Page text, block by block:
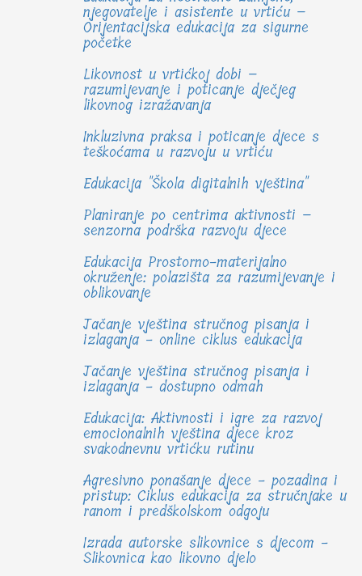
njegovatelje i asistente u vrtiću –
Orijentacijska edukacija za sigurne
početke
Likovnost u vrtićkoj dobi –
razumijevanje i poticanje dječjeg
likovnog izražavanja
Inkluzivna praksa i poticanje djece s
teškoćama u razvoju u vrtiću
Edukacija "Škola digitalnih vještina"
Planiranje po centrima aktivnosti –
senzorna podrška razvoju djece
Edukacija Prostorno-materijalno
okruženje: polazišta za razumijevanje i
oblikovanje
Jačanje vještina stručnog pisanja i
izlaganja - online ciklus edukacija
Jačanje vještina stručnog pisanja i
izlaganja - dostupno odmah
Edukacija: Aktivnosti i igre za razvoj
emocionalnih vještina djece kroz
svakodnevnu vrtićku rutinu
Agresivno ponašanje djece - pozadina i
pristup: Ciklus edukacija za stručnjake u
ranom i predškolskom odgoju
Izrada autorske slikovnice s djecom -
Slikovnica kao likovno djelo